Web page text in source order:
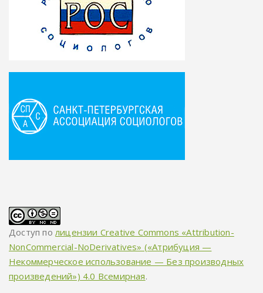
Доступ полицензии Creative Commons «Attribution-
NonCommercial-NoDerivatives» («Атрибуция —
Некоммерческое использование — Без производных
произведений») 4.0 Всемирная.